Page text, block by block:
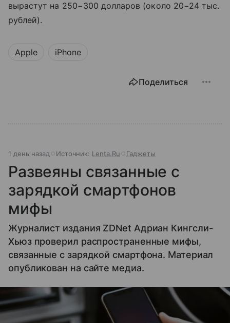
вырастут на 250−300 долларов (около 20−24 тыс.
рублей).
Apple iPhone
Поделиться
1 день назад Источник: Lenta.Ru Гаджеты
Развеяны связанные с
зарядкой смартфонов
мифы
Журналист издания ZDNet Адриан Кингсли-
Хьюз проверил распространенные мифы,
связанные с зарядкой смартфона. Материал
опубликован на сайте медиа.